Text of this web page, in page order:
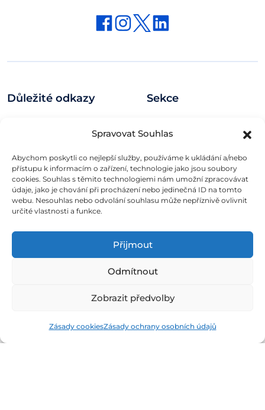
Spravovat Souhlas
Abychom poskytli co nejlepší služby, používáme k ukládání a/nebo
přístupu k informacím o zařízení, technologie jako jsou soubory
cookies. Souhlas s těmito technologiemi nám umožní zpracovávat
údaje, jako je chování při procházení nebo jedinečná ID na tomto
webu. Nesouhlas nebo odvolání souhlasu může nepříznivě ovlivnit
určité vlastnosti a funkce.
Přijmout
Odmítnout
Zobrazit předvolby
Zásady cookiesZásady ochrany osobních údajů
Důležité odkazy
Zásady ochrany osobních
údajů
Podmínky užívání
Sekce
Recenze
Jobs
Eventy
O nás